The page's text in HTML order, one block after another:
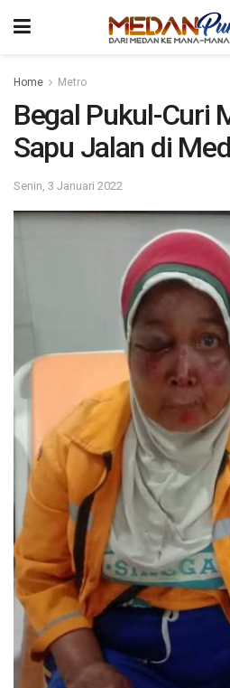
Home Metro
Begal Pukul-Curi
Sapu Jalan di
Senin, 3 Januari 2022